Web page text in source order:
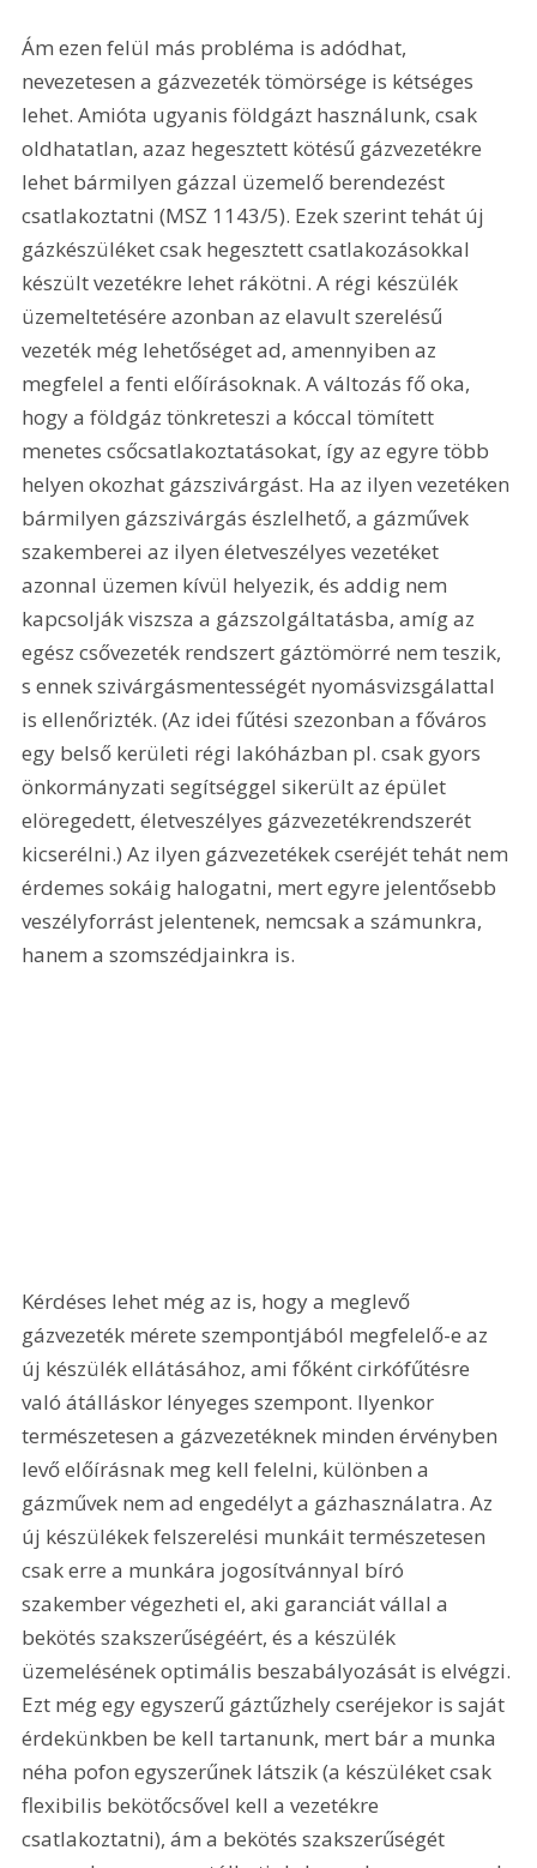
Ám ezen felül más probléma is adódhat,
nevezetesen a gázvezeték tömörsége is kétséges
lehet. Amióta ugyanis földgázt használunk, csak
oldhatatlan, azaz hegesztett kötésű gázvezetékre
lehet bármilyen gázzal üzemelő berendezést
csatlakoztatni (MSZ 1143/5). Ezek szerint tehát új
gázkészüléket csak hegesztett csatlakozásokkal
készült vezetékre lehet rákötni. A régi készülék
üzemeltetésére azonban az elavult szerelésű
vezeték még lehetőséget ad, amennyiben az
megfelel a fenti előírásoknak. A változás fő oka,
hogy a földgáz tönkreteszi a kóccal tömített
menetes csőcsatlakoztatásokat, így az egyre több
helyen okozhat gázszivárgást. Ha az ilyen vezetéken
bármilyen gázszivárgás észlelhető, a gázművek
szakemberei az ilyen életveszélyes vezetéket
azonnal üzemen kívül helyezik, és addig nem
kapcsolják viszsza a gázszolgáltatásba, amíg az
egész csővezeték rendszert gáztömörré nem teszik,
s ennek szivárgásmentességét nyomásvizsgálattal
is ellenőrizték. (Az idei fűtési szezonban a főváros
egy belső kerületi régi lakóházban pl. csak gyors
önkormányzati segítséggel sikerült az épület
elöregedett, életveszélyes gázvezetékrendszerét
kicserélni.) Az ilyen gázvezetékek cseréjét tehát nem
érdemes sokáig halogatni, mert egyre jelentősebb
veszélyforrást jelentenek, nemcsak a számunkra,
hanem a szomszédjainkra is.
Kérdéses lehet még az is, hogy a meglevő
gázvezeték mérete szempontjából megfelelő-e az
új készülék ellátásához, ami főként cirkófűtésre
való átálláskor lényeges szempont. Ilyenkor
természetesen a gázvezetéknek minden érvényben
levő előírásnak meg kell felelni, különben a
gázművek nem ad engedélyt a gázhasználatra. Az
új készülékek felszerelési munkáit természetesen
csak erre a munkára jogosítvánnyal bíró
szakember végezheti el, aki garanciát vállal a
bekötés szakszerűségéért, és a készülék
üzemelésének optimális beszabályozását is elvégzi.
Ezt még egy egyszerű gáztűzhely cseréjekor is saját
érdekünkben be kell tartanunk, mert bár a munka
néha pofon egyszerűnek látszik (a készüléket csak
flexibilis bekötőcsővel kell a vezetékre
csatlakoztatni), ám a bekötés szakszerűségét